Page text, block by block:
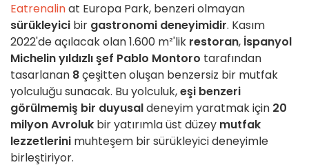
Eatrenalinat Europa Park, benzeri olmayan
sürükleyici bir gastronomi deneyimidir. Kasım
2022'de açılacak olan 1.600 m²'lik restoran, İspanyol
Michelin yıldızlı şef Pablo Montoro tarafından
tasarlanan 8çeşitten oluşan benzersiz bir mutfak
yolculuğu sunacak. Bu yolculuk,eşi benzeri
görülmemiş bir duyusaldeneyim yaratmak için 20
milyon Avroluk bir yatırımla üst düzey mutfak
lezzetlerini muhteşem bir sürükleyici deneyimle
birleştiriyor.